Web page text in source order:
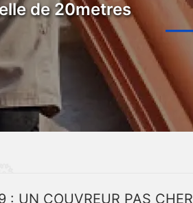
de 20metres
: UN COUVREUR PAS CHER